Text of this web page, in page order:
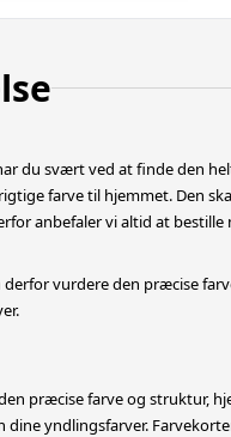
du svært ved at finde den
farve til hjemmet. Den
anbefaler vi altid at
vurdere den præcise
præcise farve og struktur,
yndlingsfarver.